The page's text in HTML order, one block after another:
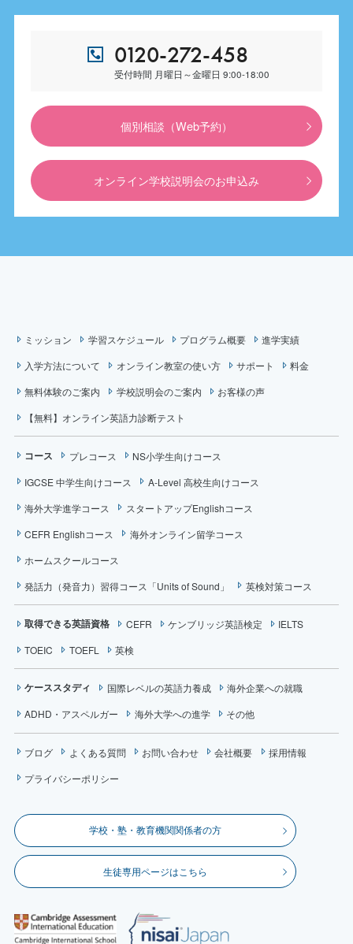
0120-272-458
受付時間 月曜日～金曜日 9:00-18:00
個別相談（Web予約）
オンライン学校説明会のお申込み
ミッション 学習スケジュール プログラム概要
進学実績
入学方法について
オンライン教室の使い方 サポート
料金
無料体験のご案内
学校説明会のご案内
お客様の声
【無料】オンライン英語力診断テスト
コース プレコース
NS小学生向けコース
IGCSE 中学生向けコース
A-Level 高校生向けコース
海外大学進学コース
スタートアップEnglishコース
CEFR Englishコース
海外オンライン留学コース
ホームスクールコース
発話力（発音力）習得コース「Units of Sound」
英検対策コース
取得できる英語資格 CEFR ケンブリッジ英語検定
IELTS
TOEIC
TOEFL 英検
ケーススタディ 国際レベルの英語力養成
海外企業への就職
ADHD・アスペルガー
海外大学への進学 その他
ブログ よくある質問 お問い合わせ 会社概要
採用情報
プライバシーポリシー
学校・塾・教育機関関係者の方
生徒専用ページはこちら